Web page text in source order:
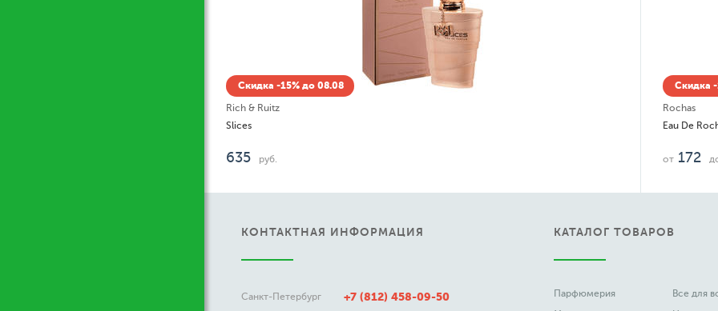
КОНТАКТНАЯ ИНФОРМАЦИЯ
Санкт-Петербург +7 (812) 458-09-50
КАТАЛОГ ТОВАРОВ
Парфюмерия
Все для